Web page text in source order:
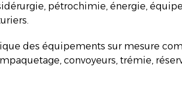
pétrochimie, énergie,
des équipements sur mesure
convoyeurs, trémie,